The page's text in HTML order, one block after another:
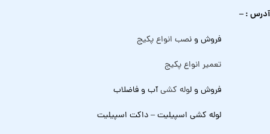
آدرس : –
فروش و نصب انواع پکیج
تعمیر انواع پکیج
فروش و لوله کشیآب و فاضلاب
لوله کشی اسپیلیت – داکت اسپیلیت